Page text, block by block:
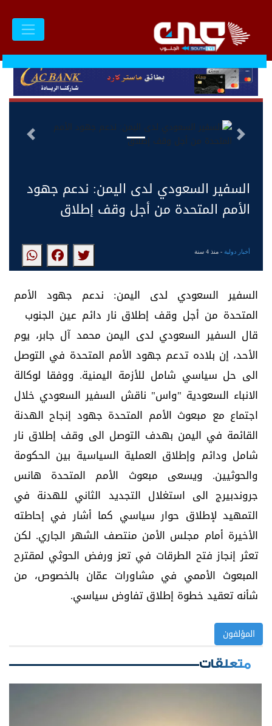
التالى السابق
السفير السعودي لدى اليمن: ندعم جهود
الأمم المتحدة من أجل وقف إطلاق
أخبار دولية- منذ 4 سنة
السفير السعودي لدى اليمن: ندعم جهود الأمم
المتحدة من أجل وقف إطلاق نار دائم عين الجنوب
قال السفير السعودي لدى اليمن محمد آل جابر، يوم
الأحد، إن بلاده تدعم جهود الأمم المتحدة في التوصل
الى حل سياسي شامل للأزمة اليمنية. ووفقا لوكالة
الانباء السعودية "واس" ناقش السفير السعودي خلال
اجتماع مع مبعوث الأمم المتحدة جهود إنجاح الهدنة
القائمة في اليمن بهدف التوصل الى وقف إطلاق نار
شامل ودائم وإطلاق العملية السياسية بين الحكومة
والحوثيين. ويسعى مبعوث الأمم المتحدة هانس
جروندبيرج الى استغلال التجديد الثاني للهدنة في
التمهيد لإطلاق حوار سياسي كما أشار في إحاطته
الأخيرة أمام مجلس الأمن منتصف الشهر الجاري. لكن
تعثر إنجاز فتح الطرقات في تعز ورفض الحوثي لمقترح
المبعوث الأممي في مشاورات عمّان بالخصوص، من
شأنه تعقيد خطوة إطلاق تفاوض سياسي.
المؤلفون
متعلقات